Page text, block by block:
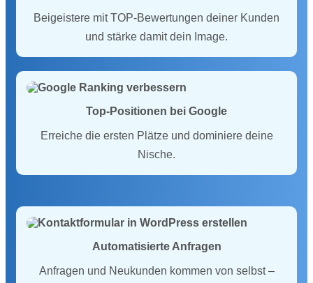
Beigeistere mit TOP-Bewertungen deiner Kunden
und stärke damit dein Image.
Top-Positionen bei Google
Erreiche die ersten Plätze und dominiere deine
Nische.
Automatisierte Anfragen
Anfragen und Neukunden kommen von selbst –